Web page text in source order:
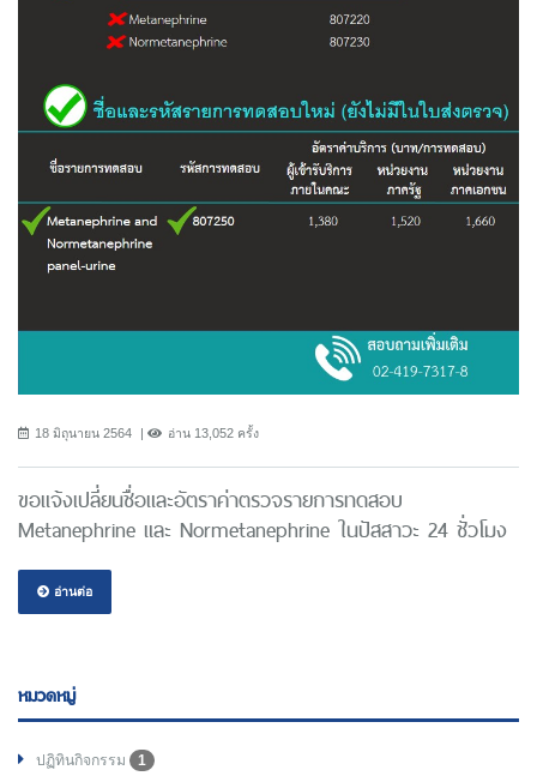
18 มิถุนายน 2564 อ่าน 13,052 ครั้ง
ขอแจ้งเปลี่ยนชื่อและอัตราค่าตรวจรายการทดสอบ
Metanephrine และ Normetanephrine ในปัสสาวะ 24 ชั่วโมง
อ่านต่อ
หมวดหมู่
ปฏิทินกิจกรรม 1